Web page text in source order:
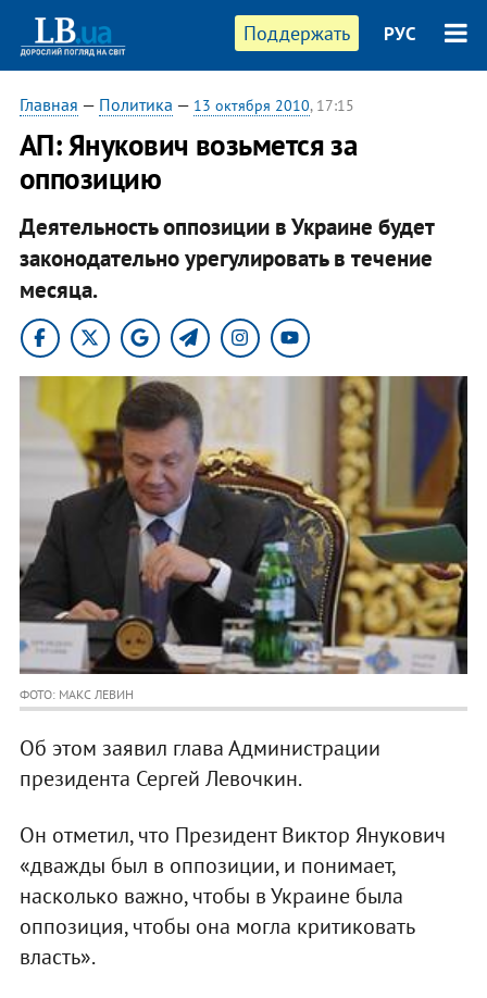
Поддержать РУС
Главная — Политика — 13 октября 2010, 17:15
АП: Янукович возьмется за
оппозицию
Деятельность оппозиции в Украине будет
законодательно урегулировать в течение
месяца.​
ФОТО: МАКС ЛЕВИН
Об этом заявил глава Администрации
президента Сергей Левочкин.
Он отметил, что Президент Виктор Янукович
«дважды был в оппозиции, и понимает,
насколько важно, чтобы в Украине была
оппозиция, чтобы она могла критиковать
власть».